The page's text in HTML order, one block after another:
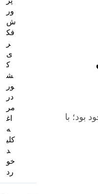
ور
ش
فک
ر
ی
ک
ش
ور
در
مر
اغ
ه
کلی
د
خو
رد